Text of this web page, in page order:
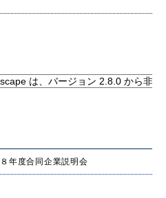
年度合同企業説明会